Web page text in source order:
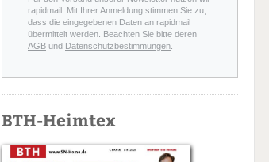
rapidmail. Mit Ihrer Anmeldung stimmen Sie zu,
dass die eingegebenen Daten an rapidmail
übermittelt werden. Beachten Sie bitte deren
AGB und Datenschutzbestimmungen
BTH-Heimtex